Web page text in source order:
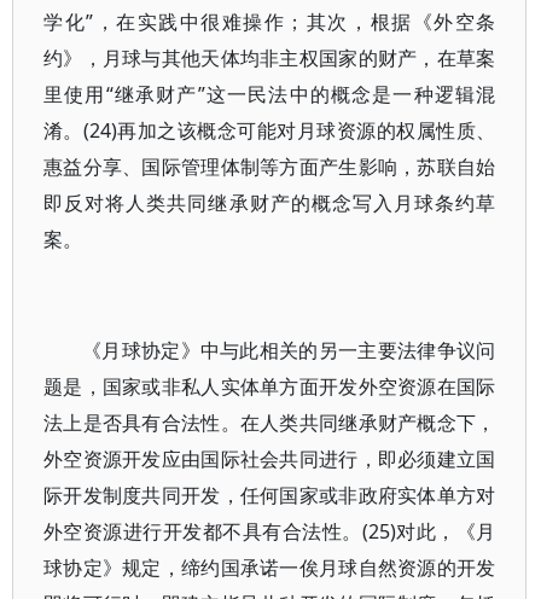
学化”，在实践中很难操作；其次，根据《外空条
约》，月球与其他天体均非主权国家的财产，在草案
里使用“继承财产”这一民法中的概念是一种逻辑混
淆。(24)再加之该概念可能对月球资源的权属性质、
惠益分享、国际管理体制等方面产生影响，苏联自始
即反对将人类共同继承财产的概念写入月球条约草
案。
《月球协定》中与此相关的另一主要法律争议问
题是，国家或非私人实体单方面开发外空资源在国际
法上是否具有合法性。在人类共同继承财产概念下，
外空资源开发应由国际社会共同进行，即必须建立国
际开发制度共同开发，任何国家或非政府实体单方对
外空资源进行开发都不具有合法性。(25)对此，《月
球协定》规定，缔约国承诺一俟月球自然资源的开发